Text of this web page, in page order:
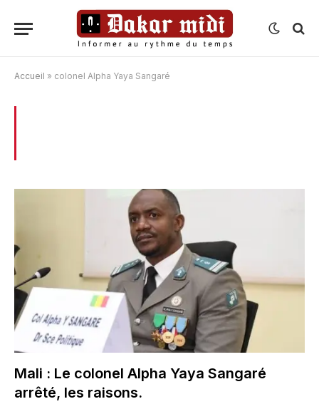
Accueil » colonel Alpha Yaya Sangaré
Mali : Le colonel Alpha Yaya Sangaré
arrêté, les raisons.